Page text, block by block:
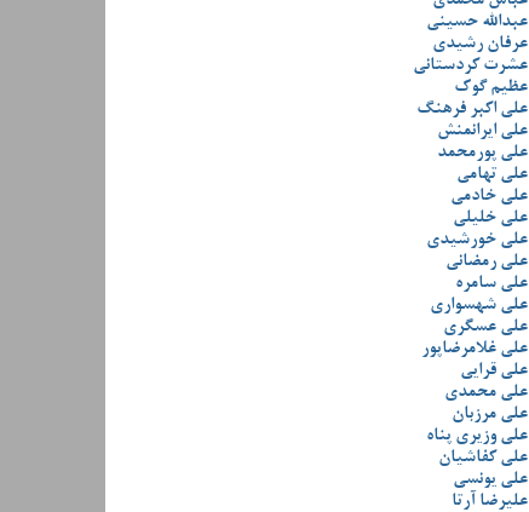
عبدالله حسینی
عرفان رشیدی
عشرت کردستانی
عظیم گوک
علی اکبر فرهنگ
علی ایرانمنش
علی پورمحمد
علی تهامی
علی خادمی
علی خلیلی
علی خورشیدی
علی رمضانی
علی سامره
علی شهسواری
علی عسگری
علی غلامرضاپور
علی قرایی
علی محمدی
علی مرزبان
علی وزیری پناه
علی کفاشیان
علی یونسی
علیرضا آرتا